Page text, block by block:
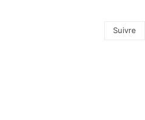
Suivre